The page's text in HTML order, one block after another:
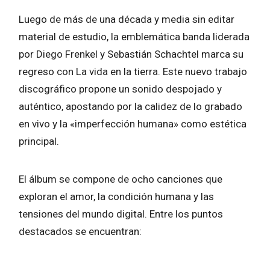
Luego de más de una década y media sin editar
material de estudio, la emblemática banda liderada
por Diego Frenkel y Sebastián Schachtel marca su
regreso con La vida en la tierra. Este nuevo trabajo
discográfico propone un sonido despojado y
auténtico, apostando por la calidez de lo grabado
en vivo y la «imperfección humana» como estética
principal.
El álbum se compone de ocho canciones que
exploran el amor, la condición humana y las
tensiones del mundo digital. Entre los puntos
destacados se encuentran: